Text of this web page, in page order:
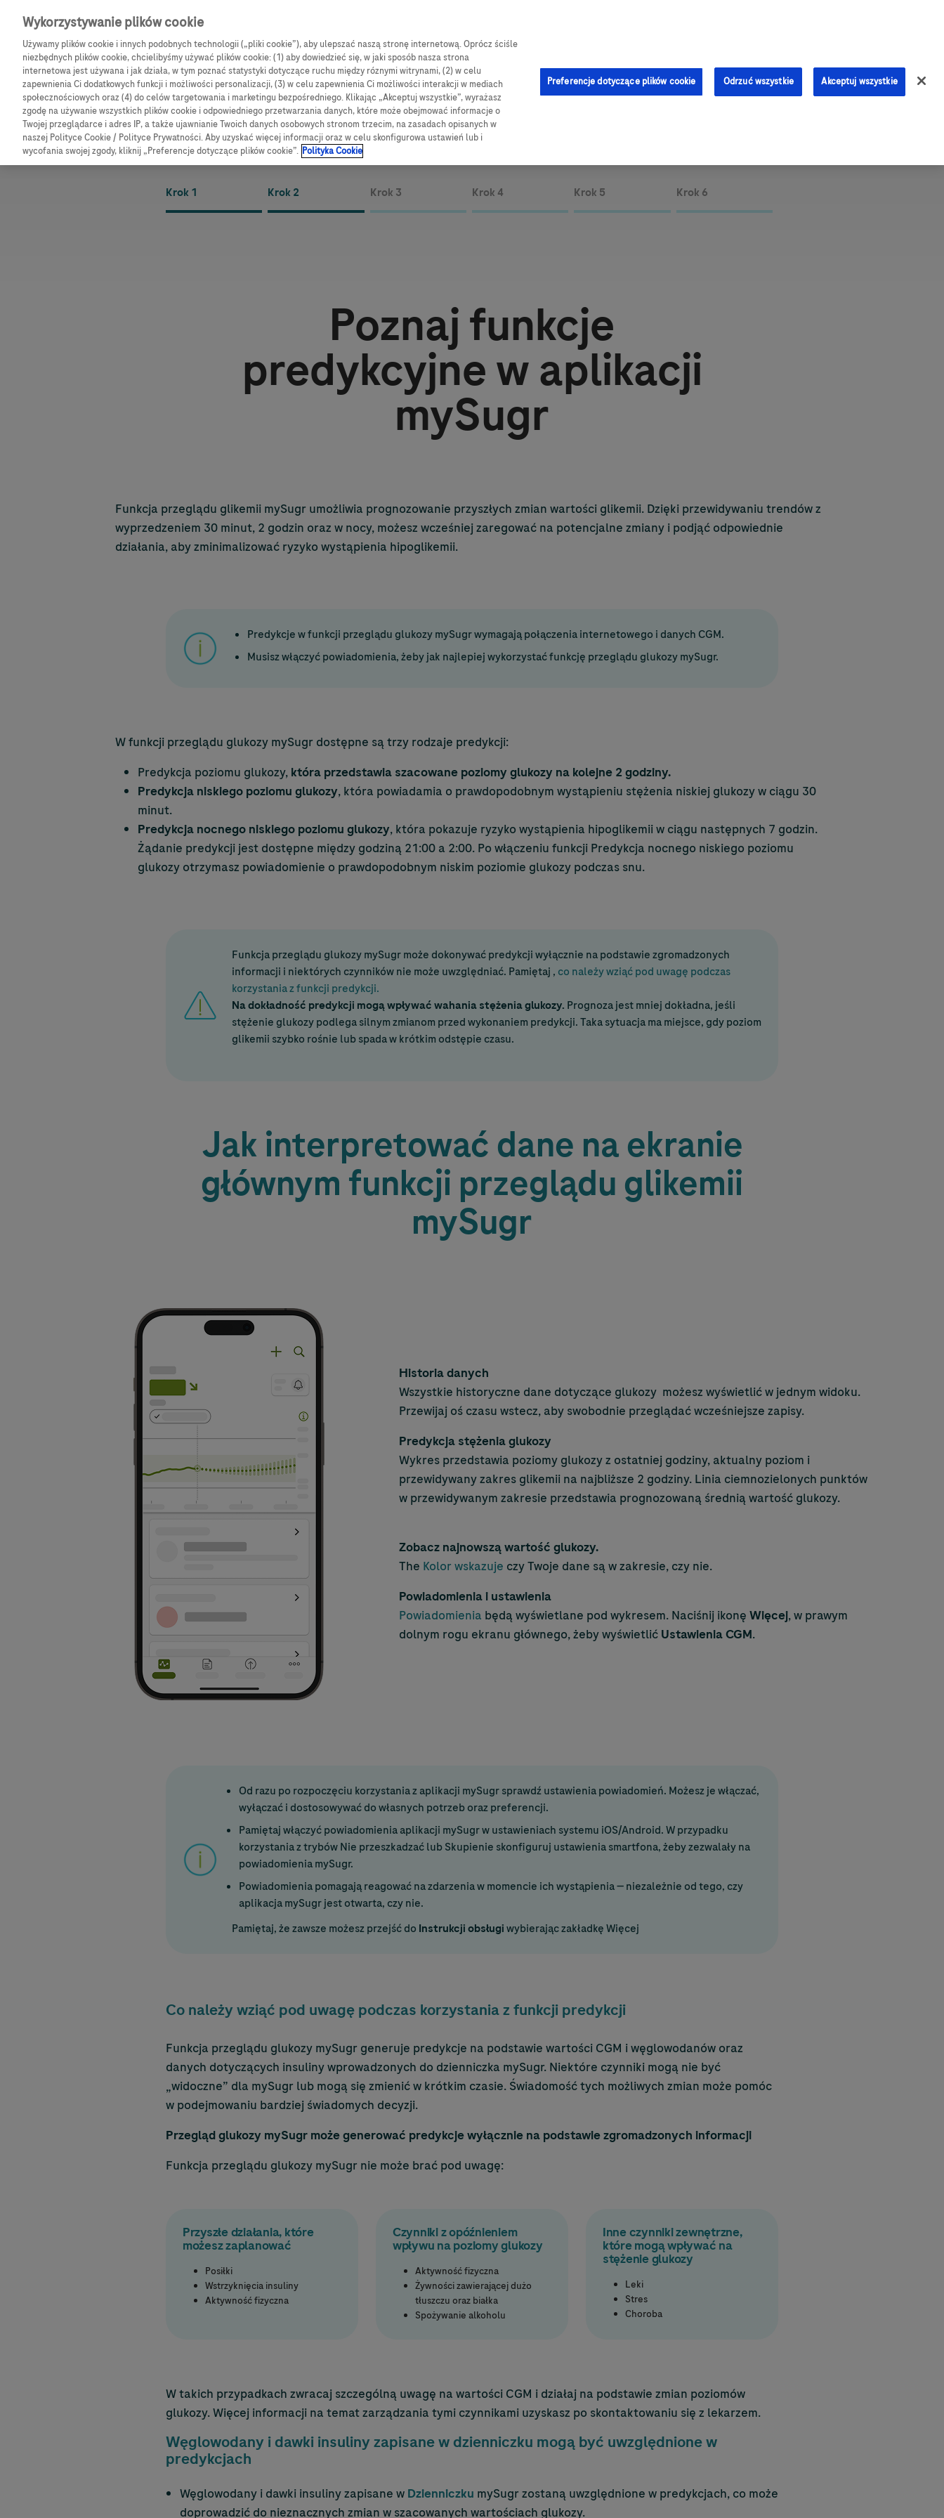
Skip navigation
CGM Produkty Blog Obsługa i pomoc Kontakt
Ścieżka nawigacyjna
Strona główna Obsługa i pomoc Platforma edukacyjna CGM Jak korzystać z aplikacji mySugr
Krok 1 Krok 2 Krok 3 Krok 4 Krok 5 Krok 6
Poznaj funkcje
predykcyjne w aplikacji
mySugr
Funkcja przeglądu glikemii mySugr umożliwia prognozowanie przyszłych zmian wartości glikemii. Dzięki przewidywaniu trendów z
wyprzedzeniem 30 minut, 2 godzin oraz w nocy, możesz wcześniej zaregować na potencjalne zmiany i podjąć odpowiednie
działania, aby zminimalizować ryzyko wystąpienia hipoglikemii.
Predykcje w funkcji przeglądu glukozy mySugr wymagają połączenia internetowego i danych CGM.
Musisz włączyć powiadomienia, żeby jak najlepiej wykorzystać funkcję przeglądu glukozy mySugr.
W funkcji przeglądu glukozy mySugr dostępne są trzy rodzaje predykcji:
Predykcja poziomu glukozy, która przedstawia szacowane poziomy glukozy na kolejne 2 godziny.
Predykcja niskiego poziomu glukozy, która powiadamia o prawdopodobnym wystąpieniu stężenia niskiej glukozy w ciągu 30
minut.
Predykcja nocnego niskiego poziomu glukozy, która pokazuje ryzyko wystąpienia hipoglikemii w ciągu następnych 7 godzin.
Żądanie predykcji jest dostępne między godziną 21:00 a 2:00. Po włączeniu funkcji Predykcja nocnego niskiego poziomu
glukozy otrzymasz powiadomienie o prawdopodobnym niskim poziomie glukozy podczas snu.
Funkcja przeglądu glukozy mySugr może dokonywać predykcji wyłącznie na podstawie zgromadzonych
informacji i niektórych czynników nie może uwzględniać. Pamiętaj , co należy wziąć pod uwagę podczas
korzystania z funkcji predykcji.
Na dokładność predykcji mogą wpływać wahania stężenia glukozy. Prognoza jest mniej dokładna, jeśli
stężenie glukozy podlega silnym zmianom przed wykonaniem predykcji. Taka sytuacja ma miejsce, gdy poziom
glikemii szybko rośnie lub spada w krótkim odstępie czasu.
Jak interpretować dane na ekranie
głównym funkcji przeglądu glikemii
mySugr
Historia danych
Wszystkie historyczne dane dotyczące glukozy możesz wyświetlić w jednym widoku.
Przewijaj oś czasu wstecz, aby swobodnie przeglądać wcześniejsze zapisy.
Predykcja stężenia glukozy
Wykres przedstawia poziomy glukozy z ostatniej godziny, aktualny poziom i
przewidywany zakres glikemii na najbliższe 2 godziny. Linia ciemnozielonych punktów
w przewidywanym zakresie przedstawia prognozowaną średnią wartość glukozy.
Zobacz najnowszą wartość glukozy.
The Kolor wskazuje czy Twoje dane są w zakresie, czy nie.
Powiadomienia i ustawienia
Powiadomienia będą wyświetlane pod wykresem. Naciśnij ikonę Więcej, w prawym
dolnym rogu ekranu głównego, żeby wyświetlić Ustawienia CGM.
Od razu po rozpoczęciu korzystania z aplikacji mySugr sprawdź ustawienia powiadomień. Możesz je włączać,
wyłączać i dostosowywać do własnych potrzeb oraz preferencji.
Pamiętaj włączyć powiadomienia aplikacji mySugr w ustawieniach systemu iOS/Android. W przypadku
korzystania z trybów Nie przeszkadzać lub Skupienie skonfiguruj ustawienia smartfona, żeby zezwalały na
powiadomienia mySugr.
Powiadomienia pomagają reagować na zdarzenia w momencie ich wystąpienia — niezależnie od tego, czy
aplikacja mySugr jest otwarta, czy nie.
Pamiętaj, że zawsze możesz przejść do Instrukcji obsługiwybierając zakładkę Więcej
Co należy wziąć pod uwagę podczas korzystania z funkcji predykcji
Funkcja przeglądu glukozy mySugr generuje predykcje na podstawie wartości CGM i węglowodanów oraz
danych dotyczących insuliny wprowadzonych do dzienniczka mySugr. Niektóre czynniki mogą nie być
„widoczne” dla mySugr lub mogą się zmienić w krótkim czasie. Świadomość tych możliwych zmian może pomóc
w podejmowaniu bardziej świadomych decyzji.
Przegląd glukozy mySugr może generować predykcje wyłącznie na podstawie zgromadzonych informacji
Funkcja przeglądu glukozy mySugr nie może brać pod uwagę:
Przyszłe działania, które
możesz zaplanować
Posiłki
Wstrzyknięcia insuliny
Aktywność fizyczna
Czynniki z opóźnieniem
wpływu na poziomy glukozy
Aktywność fizyczna
Żywności zawierającej dużo
tłuszczu oraz białka
Spożywanie alkoholu
Inne czynniki zewnętrzne,
które mogą wpływać na
stężenie glukozy
Leki
Stres
Choroba
W takich przypadkach zwracaj szczególną uwagę na wartości CGM i działaj na podstawie zmian poziomów
glukozy. Więcej informacji na temat zarządzania tymi czynnikami uzyskasz po skontaktowaniu się z lekarzem.
Węglowodany i dawki insuliny zapisane w dzienniczku mogą być uwzględnione w
predykcjach
Węglowodany i dawki insuliny zapisane w Dzienniczku mySugr zostaną uwzględnione w predykcjach, co może
doprowadzić do nieznacznych zmian w szacowanych wartościach glukozy.
070152026PWD
Wykorzystywanie plików cookie
Używamy plików cookie i innych podobnych technologii („pliki cookie”), aby ulepszać naszą stronę internetową. Oprócz ściśle
niezbędnych plików cookie, chcielibyśmy używać plików cookie: (1) aby dowiedzieć się, w jaki sposób nasza strona
internetowa jest używana i jak działa, w tym poznać statystyki dotyczące ruchu między róznymi witrynami, (2) w celu
zapewnienia Ci dodatkowych funkcji i możliwości personalizacji, (3) w celu zapewnienia Ci możliwości interakcji w mediach
społecznościowych oraz (4) do celów targetowania i marketingu bezpośredniego. Klikając „Akceptuj wszystkie”, wyrażasz
zgodę na używanie wszystkich plików cookie i odpowiedniego przetwarzania danych, które może obejmować informacje o
Twojej przeglądarce i adres IP, a także ujawnianie Twoich danych osobowych stronom trzecim, na zasadach opisanych w
naszej Polityce Cookie / Polityce Prywatności. Aby uzyskać więcej informacji oraz w celu skonfigurowa ustawień lub i
wycofania swojej zgody, kliknij „Preferencje dotyczące plików cookie”. Polityka Cookie
Preferencje dotyczące plików cookie Odrzuć wszystkie Akceptuj wszystkie